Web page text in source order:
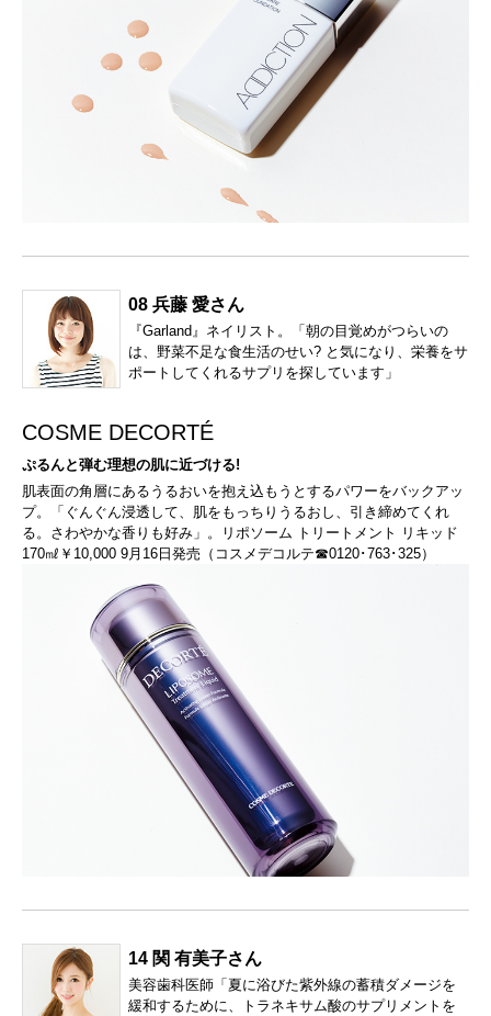
08 兵藤 愛さん
『Garland』ネイリスト。「朝の目覚めがつらいの
は、野菜不足な食生活のせい? と気になり、栄養をサ
ポートしてくれるサプリを探しています」
COSME DECORTÉ
ぷるんと弾む理想の肌に近づける!
肌表面の角層にあるうるおいを抱え込もうとするパワーをバックアッ
プ。「ぐんぐん浸透して、肌をもっちりうるおし、引き締めてくれ
る。さわやかな香りも好み」。リポソーム トリートメント リキッド
170㎖￥10,000 9月16日発売（コスメデコルテ☎0120･763･325）
14 関 有美子さん
美容歯科医師「夏に浴びた紫外線の蓄積ダメージを
緩和するために、トラネキサム酸のサプリメントを